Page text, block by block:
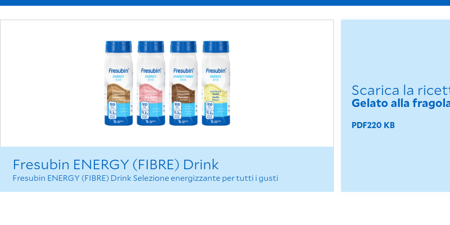
Fresubin ENERGY (FIBRE) Drink
Fresubin ENERGY (FIBRE) Drink Selezione energizzante per tutti i gusti
Scarica la
Gelato alla
220 KB
PDF